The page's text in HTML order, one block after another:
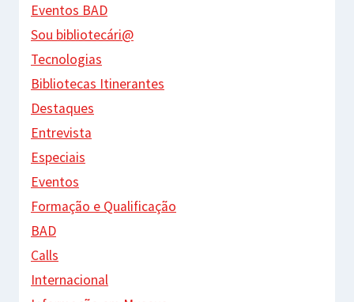
Eventos BAD
Sou bibliotecári@
Tecnologias
Bibliotecas Itinerantes
Destaques
Entrevista
Especiais
Eventos
Formação e Qualificação
BAD
Calls
Internacional